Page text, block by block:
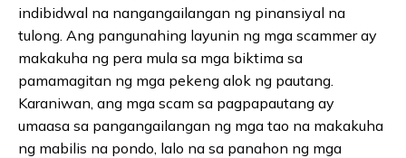
indibidwal na nangangailangan ng pinansiyal na
tulong. Ang pangunahing layunin ng mga scammer ay
makakuha ng pera mula sa mga biktima sa
pamamagitan ng mga pekeng alok ng pautang.
Karaniwan, ang mga scam sa pagpapautang ay
umaasa sa pangangailangan ng mga tao na makakuha
ng mabilis na pondo, lalo na sa panahon ng mga